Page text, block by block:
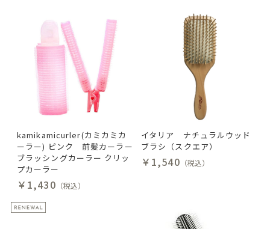
kamikamicurler(カミカミカ
ーラー) ピンク 前髪カーラー
ブラッシングカーラー クリッ
プカーラー
￥1,430 （税込）
イタリア ナチュラルウッド
ブラシ（スクエア）
￥1,540 （税込）